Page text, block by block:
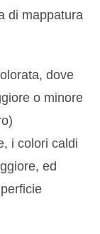
di mappatura
dove
o minore
i colori caldi
ed